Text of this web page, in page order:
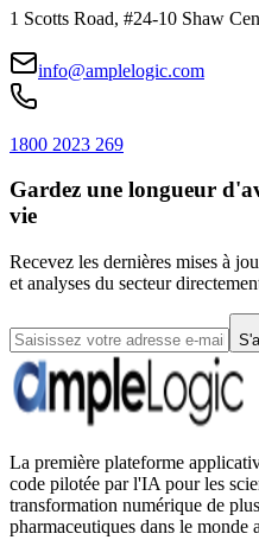
1 Scotts Road, #24-10 Shaw
info@amplelogic.com
1800 2023 269
Gardez une longueur
vie
Recevez les dernières mises à
et analyses du secteur
La première plateforme
code pilotée par l'IA pour les
transformation numérique de
pharmaceutiques dans le monde